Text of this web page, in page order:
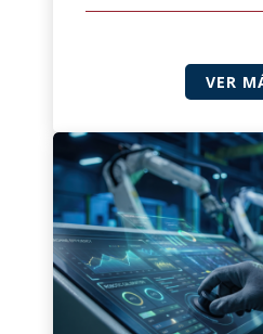
VER